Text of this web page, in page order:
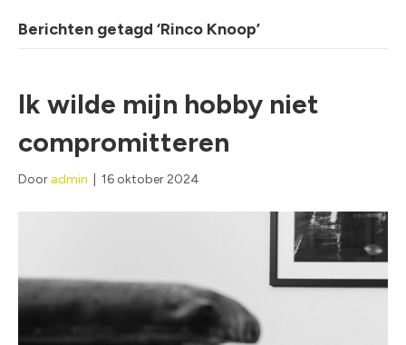
Berichten getagd ‘Rinco Knoop’
Ik wilde mijn hobby niet
compromitteren
Door admin 16 oktober 2024